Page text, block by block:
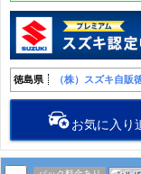
徳島県 （株）スズキ自
お気に入り